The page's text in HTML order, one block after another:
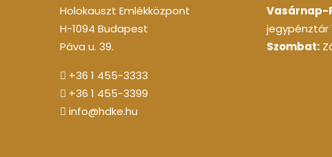
Holokauszt Emlékközpont
H-1094 Budapest
Páva u. 39.
+36 1 455-3333
+36 1 455-3399
info@hdke.hu
Vasárnap-
jegypénztár
Szombat: